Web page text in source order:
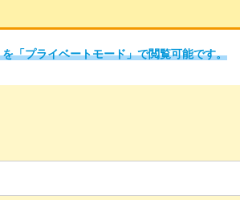
「プライベートモード」で閲覧可能です。